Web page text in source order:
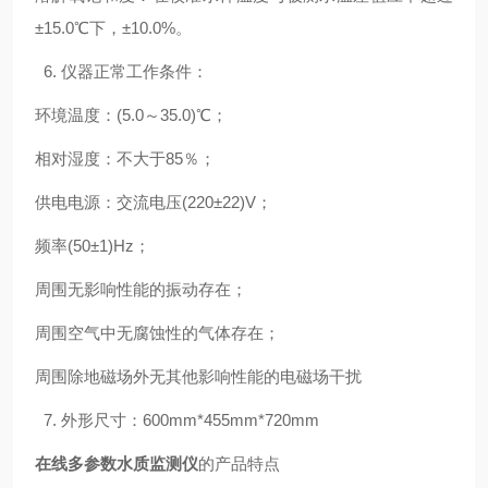
±15.0℃下，±10.0%。
6. 仪器正常工作条件：
环境温度：(5.0～35.0)℃；
相对湿度：不大于85％；
供电电源：交流电压(220±22)V；
频率(50±1)Hz；
周围无影响性能的振动存在；
周围空气中无腐蚀性的气体存在；
周围除地磁场外无其他影响性能的电磁场干扰
7. 外形尺寸：600mm*455mm*720mm
在线多参数水质监测仪的产品特点